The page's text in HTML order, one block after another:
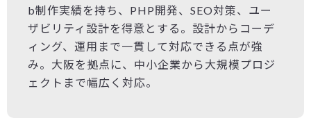
b制作実績を持ち、PHP開発、SEO対策、ユー
ザビリティ設計を得意とする。設計からコーデ
ィング、運用まで一貫して対応できる点が強
み。大阪を拠点に、中小企業から大規模プロジ
ェクトまで幅広く対応。